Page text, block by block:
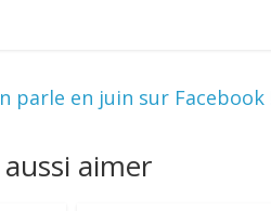
parle en juin sur Facebook
aimer